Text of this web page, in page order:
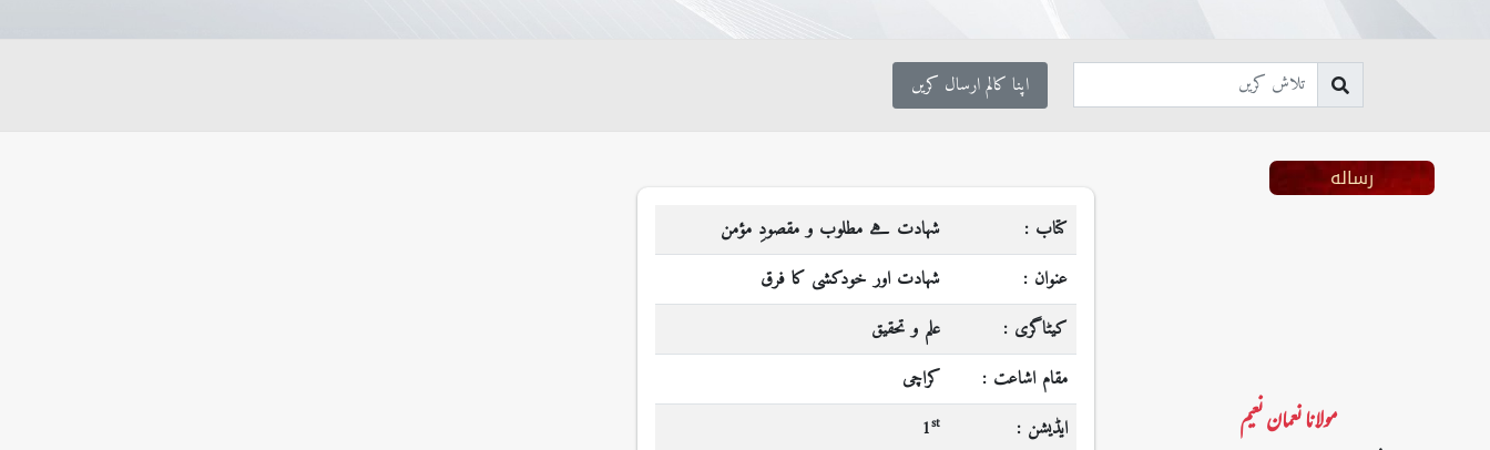
اپنا کالم ارسال کریں
رساله
مولانا نعمان نعیم
کتاب :
شہادت ہے مطلوب و مقصودِ مؤمن
عنوان :
شہادت اور خودکشی کا فرق
کیٹاگری :
علم و تحقیق
مقام اشاعت :
کراچی
ایڈیشن :
1st